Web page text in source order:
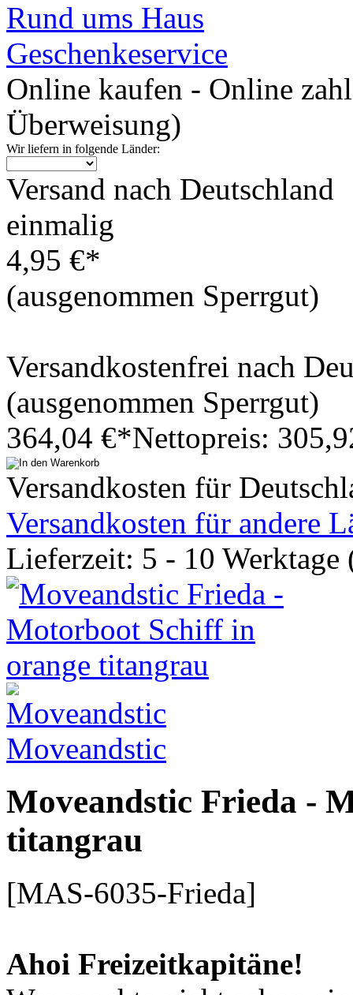
Rund ums Haus
Geschenkeservice
Online kaufen - Online
Überweisung)
Wir liefern in folgende Länder:
Versand nach Deutschland
einmalig
4,95 €*
(ausgenommen Sperrgut)
Versandkostenfrei nach
(ausgenommen Sperrgut)
364,04 €*Nettopreis:
Versandkosten für
Versandkosten für andere
Lieferzeit: 5 - 10 Werktage
Moveandstic
Moveandstic Frieda -
titangrau
[MAS-6035-Frieda]
Ahoi Freizeitkapitäne!